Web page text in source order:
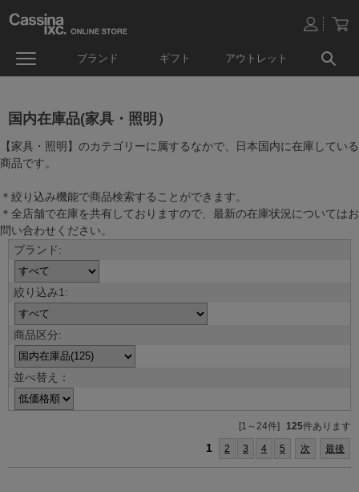
ブランド ギフト アウトレット
国内在庫品(家具・照明）
【家具・照明】のカテゴリーに属するなかで、日本国内に在庫している
商品です。
＊絞り込み機能で商品検索することができます。
＊全店舗で在庫を共有しておりますので、最新の在庫状況についてはお
問い合わせください。
並べ替え：
[1～24件] 125件あります
1 2 3 4 5 次 最後